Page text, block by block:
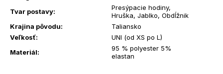
Tvar postavy:
Presýpacie hodiny,
Hruška, Jablko, Obdĺžnik
Krajina pôvodu:
Taliansko
Veľkosť:
UNI (od XS po L)
Materiál:
95 % polyester 5%
elastan